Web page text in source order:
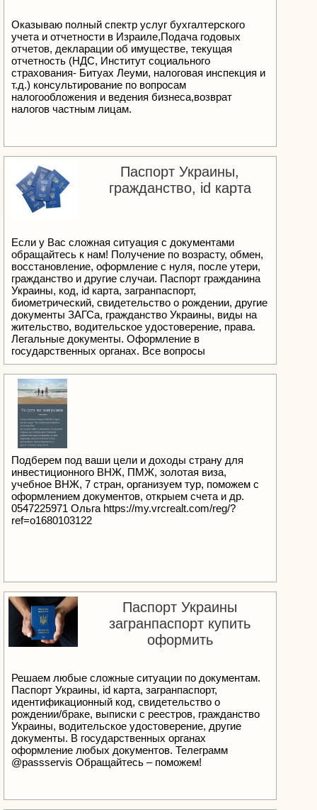
Викторовна.
Оказываю полный спектр услуг бухгалтерского
учета и отчетности в Израиле,Подача годовых
отчетов, декларации об имуществе, текущая
отчетность (НДС, Институт социального
страхования- Битуах Леуми, налоговая инспекция и
т.д.) консультирование по вопросам
налогообложения и ведения бизнеса,возврат
налогов частным лицам.
Паспорт Украины,
гражданство, id карта
Если у Вас сложная ситуация с документами
обращайтесь к нам! Получение по возрасту, обмен,
восстановление, оформление с нуля, после утери,
гражданство и другие случаи. Паспорт гражданина
Украины, код, id карта, загранпаспорт,
биометрический, свидетельство о рождении, другие
документы ЗАГСа, гражданство Украины, виды на
жительство, водительское удостоверение, права.
Легальные документы. Оформление в
государственных органах. Все вопросы
pass.servis.ua@gmail.com Или телеграмм
@passservis
Подберем под ваши цели и доходы страну для
инвестиционного ВНЖ, ПМЖ, золотая виза,
учебное ВНЖ, 7 стран, организуем тур, поможем с
оформлением документов, открыем счета и др.
0547225971 Ольга https://my.vrcrealt.com/reg/?
ref=o1680103122
Паспорт Украины
загранпаспорт купить
оформить
Решаем любые сложные ситуации по документам.
Паспорт Украины, id карта, загранпаспорт,
идентификационный код, свидетельство о
рождении/браке, выписки с реестров, гражданство
Украины, водительское удостоверение, другие
документы. В государственных органах
оформление любых документов. Телеграмм
@passservis Обращайтесь – поможем!